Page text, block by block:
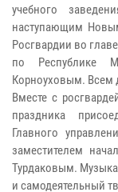
учебного
наступающим
Росгвардии во
по Республике
Корноуховым. Всем
Вместе с
праздника
Главного
заместителем
Турдаковым.
и самодеятельный